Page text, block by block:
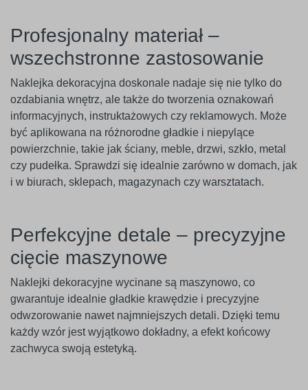
Profesjonalny materiał –
wszechstronne zastosowanie
Naklejka dekoracyjna doskonale nadaje się nie tylko do
ozdabiania wnętrz, ale także do tworzenia oznakowań
informacyjnych, instruktażowych czy reklamowych. Może
być aplikowana na różnorodne gładkie i niepylące
powierzchnie, takie jak ściany, meble, drzwi, szkło, metal
czy pudełka. Sprawdzi się idealnie zarówno w domach, jak
i w biurach, sklepach, magazynach czy warsztatach.
Perfekcyjne detale – precyzyjne
cięcie maszynowe
Naklejki dekoracyjne wycinane są maszynowo, co
gwarantuje idealnie gładkie krawędzie i precyzyjne
odwzorowanie nawet najmniejszych detali. Dzięki temu
każdy wzór jest wyjątkowo dokładny, a efekt końcowy
zachwyca swoją estetyką.